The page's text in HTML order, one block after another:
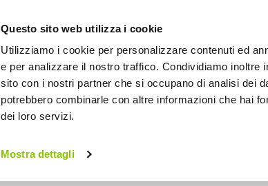
Questo sito web utilizza i cookie
Utilizziamo i cookie per personalizzare contenuti ed
e per analizzare il nostro traffico. Condividiamo inoltre
sito con i nostri partner che si occupano di analisi dei
potrebbero combinarle con altre informazioni che hai
dei loro servizi.
Mostra dettagli